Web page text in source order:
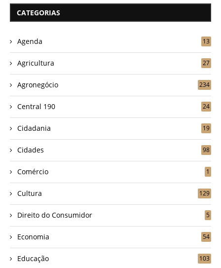
CATEGORIAS
Agenda 13
Agricultura 27
Agronegócio 234
Central 190 24
Cidadania 19
Cidades 98
Comércio 1
Cultura 129
Direito do Consumidor 5
Economia 54
Educação 103